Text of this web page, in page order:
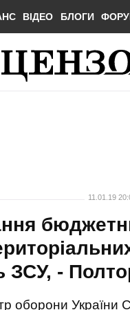
ВІДЕО БЛОГИ
11.01.19
ЗСУ, -
оборони України